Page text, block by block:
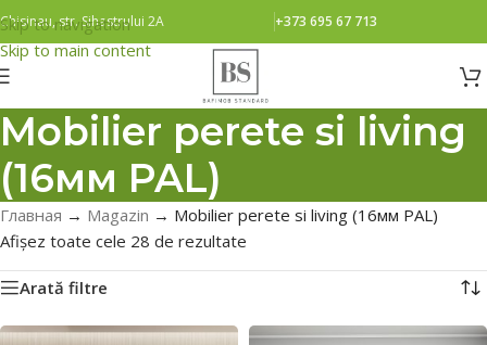
Skip to navigation
Skip to main content
Chisinau, str. Sihastrului 2A +373 695 67 713
Mobilier perete si living
(16мм PAL)
Главная → Magazin → Mobilier perete si living (16мм PAL)
Afișez toate cele 28 de rezultate
Arată filtre